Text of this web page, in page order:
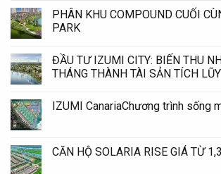
PHÂN KHU COMPOUND CUỐI
PARK
ĐẦU TƯ IZUMI CITY: BIẾN THU
THÁNG THÀNH TÀI SẢN TÍCH LŨY
IZUMI CanariaChương trình sống
CĂN HỘ SOLARIA RISE GIÁ TỪ